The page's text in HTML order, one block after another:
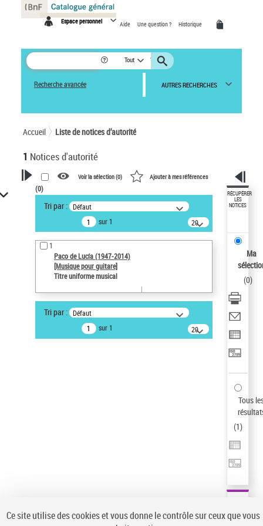
Espace personnel Aide Une question ? Historique
Tout
Recherche avancée AUTRES RECHERCHES
Accueil Liste de notices d’autorité
1 Notices d'autorité
VOTRE RECHERCHE
Recherche avancée dans les
notices d’autorité
Œuvres liées à l'auteur :
Paco de Lucía (1947-2014)
Type de notice d'autorité
ne s'applique pas
Sauvegarder votre recherche
Voir la sélection (0) Ajouter à mes références
(0)
Tri par : Défaut
sur 1
20
résultats/page
1
Paco de Lucía (1947-2014)
[Musique pour guitare]
Titre uniforme musical
Tri par : Défaut
sur 1
20
résultats/page
RÉCUPÉRER
LES
NOTICES
Ma
(0)
Tous
(1)
Panneau de gestion des cookies
Ce site utilise des cookies et vous donne le contrôle sur ceux que vous